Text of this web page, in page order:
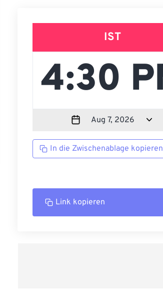
IST
In die Zwischenablage kopieren
Link kopieren